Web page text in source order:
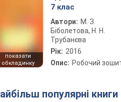
показати
обкладинку
7 клас
Автори: М. З.
Біболетова, Н. Н.
Трубанєва
Рік: 2016
Опис: Робочий
Найбільш популярні книги